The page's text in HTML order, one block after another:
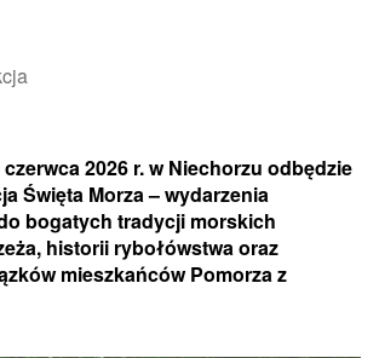
2026 r. w Niechorzu odbędzie
Święta Morza – wydarzenia
bogatych tradycji morskich
historii rybołówstwa oraz
mieszkańców Pomorza z